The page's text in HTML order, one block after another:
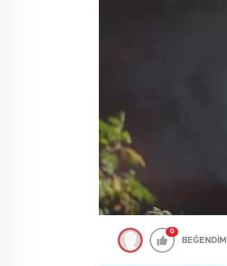
0
BEĞENDİM